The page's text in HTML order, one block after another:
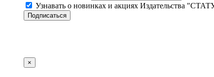
Узнавать о новинках и акциях Издательства
Подписаться
×